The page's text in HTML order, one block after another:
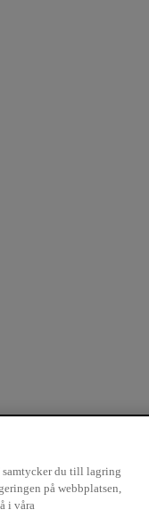
samtycker du till lagring
på webbplatsen,
i våra